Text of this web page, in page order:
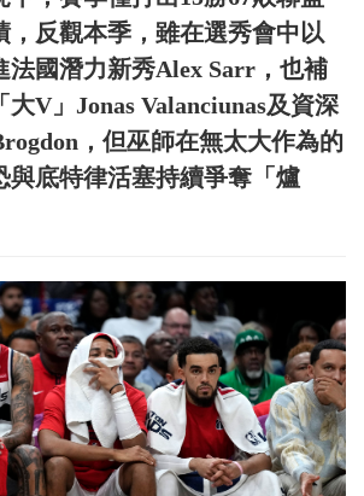
，反觀本季，雖在選秀會中以
法國潛力新秀Alex Sarr，也補
V」Jonas Valanciunas及資深
，但巫師在無太大作為的
與底特律活塞持續爭奪「爐